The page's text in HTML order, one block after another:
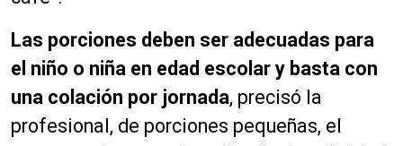
Las porciones deben ser adecuadas para
el niño o niña en edad escolar y basta con
una colación por jornada, precisó la
profesional, de porciones pequeñas, el